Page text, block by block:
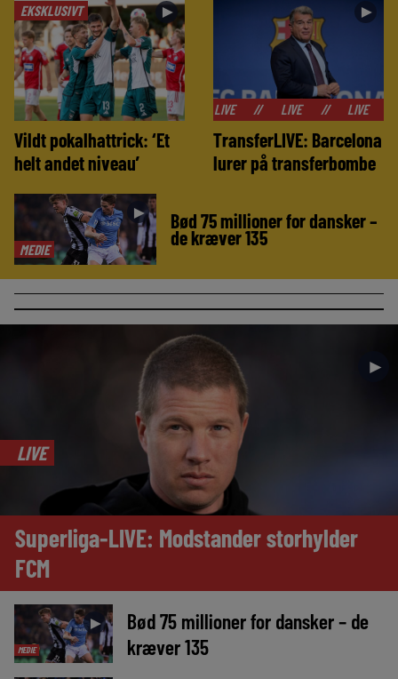
EKSKLUSIVT ►
Vildt pokalhattrick: ‘Et
helt andet niveau’
►
// LIVE LIVE LIVE // LIVE
TransferLIVE: Barcelona
lurer på transferbombe
MEDIE
► Bød 75 millioner for dansker –
de kræver 135
►
LIVE
Superliga-LIVE: Modstander storhylder
FCM
MEDIE
►
Bød 75 millioner for dansker – de
kræver 135